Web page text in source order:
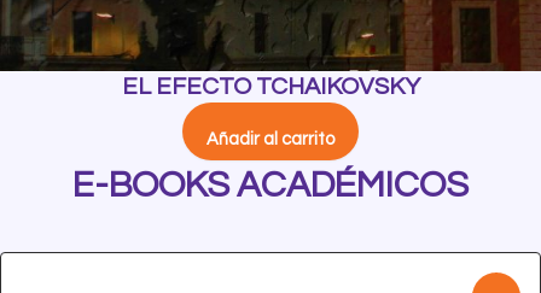
EL EFECTO TCHAIKOVSKY
Añadir al carrito
E-BOOKS ACADÉMICOS